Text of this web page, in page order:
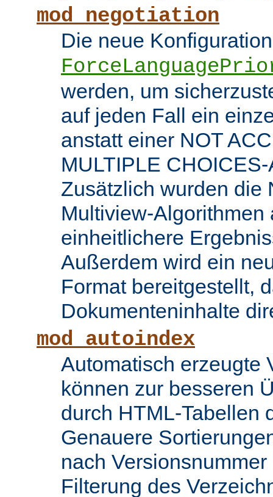
mod_negotiation
Die neue
werden, um
auf jeden Fall ein
anstatt einer NOT
MULTIPLE
Zusätzlich wurden die
Multiview-Algorithmen
einheitlichere
Außerdem wird ein
Format bereitgestellt,
Dokumenteninhalte
mod_autoindex
Automatisch erzeugte
können zur besseren
durch HTML-Tabellen
Genauere
nach
Filterung des